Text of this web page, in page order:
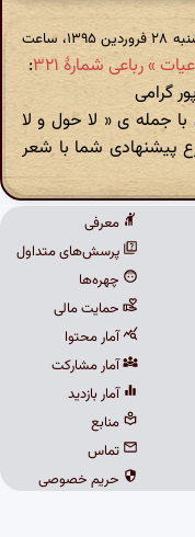
در ‫۱۰ سال و ۳ ماه قبل، شنبه ۲۸ فروردین ۱۳۹۵، ساعت
» رباعی شمارهٔ ۳۲۱
:
گرامی
جمله ی « لا حول و لا
پیشنهادی شما با شعر
معرفی
پرسش‌های متداول
چهره‌ها
حمایت مالی
آمار محتوا
آمار مشارکت
آمار بازدید
منابع
تماس
حریم خصوصی